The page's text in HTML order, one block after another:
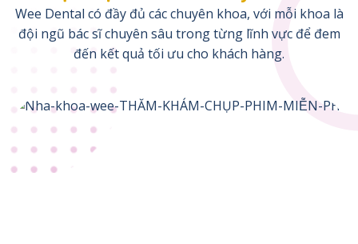
Wee Dental có đầy đủ các chuyên khoa, với mỗi khoa là
đội ngũ bác sĩ chuyên sâu trong từng lĩnh vực để đem
đến kết quả tối ưu cho khách hàng.